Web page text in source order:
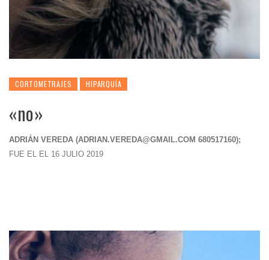
CORTOMETRAJES HIPARQUÍA
«no»
ADRIÁN VEREDA (ADRIAN.VEREDA@GMAIL.COM 680517160);
FUE EL EL 16 JULIO 2019